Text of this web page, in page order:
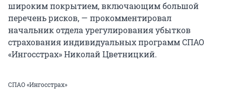
широким покрытием, включающим большой
перечень рисков, — прокомментировал
начальник отдела урегулирования убытков
страхования индивидуальных программ СПАО
«Ингосстрах» Николай Цветницкий.
СПАО «Ингосстрах»